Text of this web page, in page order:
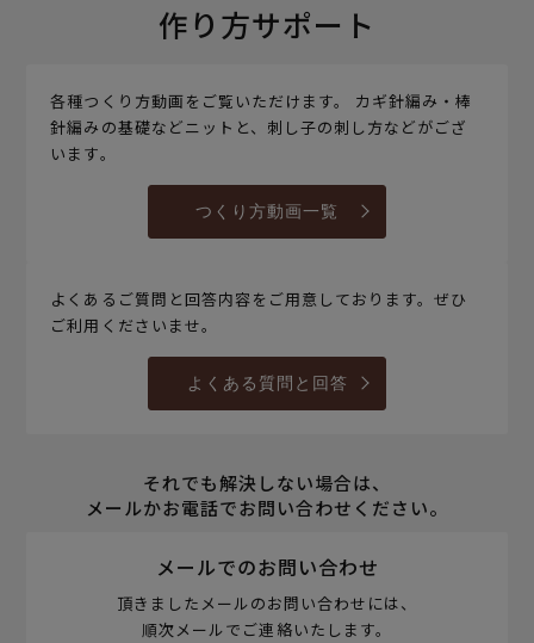
作り方サポート
各種つくり方動画をご覧いただけます。 カギ針編み・棒
針編みの基礎などニットと、刺し子の刺し方などがござ
います。
つくり方動画一覧
よくあるご質問と回答内容をご用意しております。ぜひ
ご利用くださいませ。
よくある質問と回答
それでも解決しない場合は、
メールかお電話でお問い合わせください。
メールでのお問い合わせ
頂きましたメールのお問い合わせには、
順次メールでご連絡いたします。